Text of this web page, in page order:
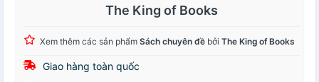
The King of Books
Xem thêm các sản phẩm Sách chuyên đề bởi The King of Books
Giao hàng toàn quốc